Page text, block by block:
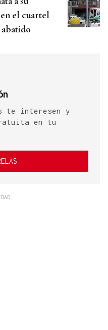
el cuartel
te interesen y
en tu